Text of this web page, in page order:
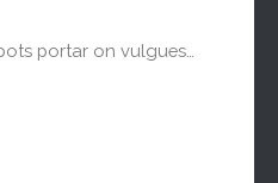
portar on vulgues…